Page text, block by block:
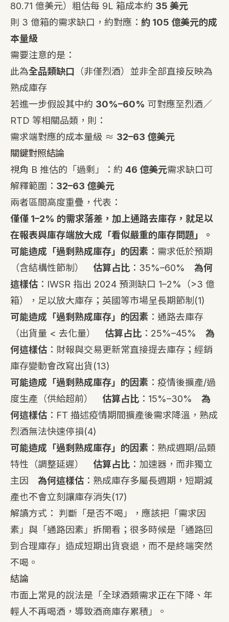
80.71 億美元）粗估每 9L 箱成本約 35 美元
則 3 億箱的需求缺口，約對應： 約 105 億美元的成
本量級
需要注意的是：
此為全品類缺口 （非僅烈酒）並非全部直接反映為
熟成庫存
若進一步假設其中約 30%–60% 可對應至烈酒／
RTD 等相關品類，則：
需求端對應的成本量級 ≈ 32–63 億美元
關鍵對照結論
視角 B 推估的「過剩」：約 46 億美元需求缺口可
解釋範圍： 32–63 億美元
兩者區間高度重疊，代表：
僅僅 1–2% 的需求落差，加上通路去庫存，就足以
在報表與庫存端放大成「看似嚴重的庫存問題」。
可能造成「過剩熟成庫存」的因素 ：需求低於預期
（含結構性節制） 估算占比 ：35%–60% 為何
這樣估 ：IWSR 指出 2024 預測缺口 1–2%（>3 億
箱），足以放大庫存；英國等市場呈長期節制 (1)
可能造成「過剩熟成庫存」的因素 ：通路去庫存
（出貨量 < 去化量） 估算占比 ：25%–45% 為
何這樣估 ：財報與交易更新常直接提去庫存；經銷
庫存變動會改寫出貨(13)
可能造成「過剩熟成庫存」的因素 ：疫情後擴產/過
度生產（供給超前） 估算占比 ：15%–30% 為
何這樣估 ：FT 描述疫情期間擴產後需求降溫，熟成
烈酒無法快速停損(4)
可能造成「過剩熟成庫存」的因素 ：熟成週期/品類
特性（調整延遲） 估算占比 ：加速器，而非獨立
主因 為何這樣估 ：熟成庫存多屬長週期，短期減
產也不會立刻讓庫存消失(17)
解讀方式： 判斷「是否不喝」，應該把「需求因
素」與「通路因素」拆開看；很多時候是「通路回
到合理庫存」造成短期出貨衰退，而不是終端突然
不喝。
結論
市面上常見的說法是「全球酒類需求正在下降、年
輕人不再喝酒，導致酒商庫存累積」。